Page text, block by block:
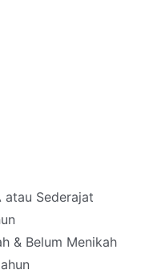
atau Sederajat
& Belum Menikah